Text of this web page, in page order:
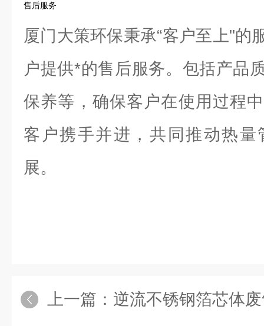
售后服务
厦门大策环保秉承“客户至上"的
户提供*的售后服务。包括产品
保养等，确保客户在使用过程
客户携手并进，共同推动热
展。
上一篇： 逆流不锈钢箔芯体